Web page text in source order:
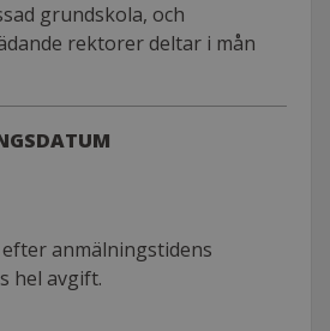
grundskola, och
rektorer deltar i mån
anmälningstidens
hel avgift.